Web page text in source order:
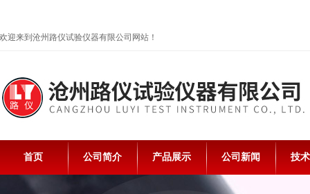
欢迎来到沧州路仪试验仪器有限公司网站！
首页 公司简介 产品展示 公司新闻 技